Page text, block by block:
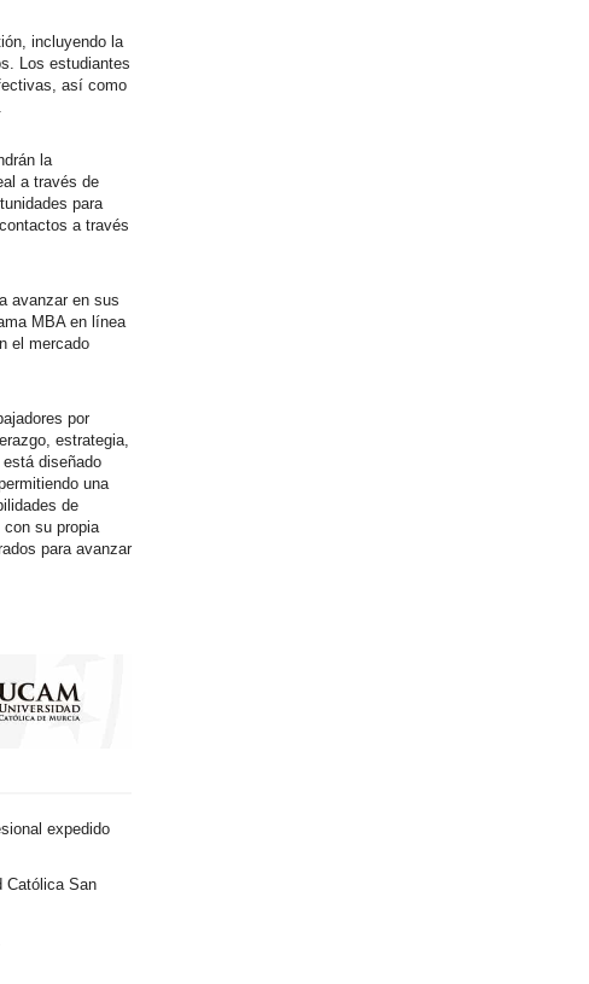
incluyendo la
Los estudiantes
así como
la
a través de
para
a través
avanzar en sus
MBA en línea
el mercado
por
estrategia,
diseñado
una
de
con su propia
para avanzar
expedido
Católica San